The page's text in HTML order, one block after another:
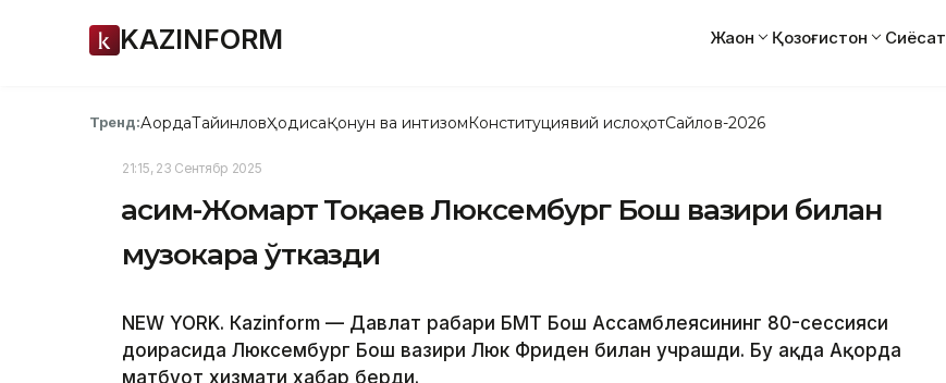
KAZINFORM Жаҳон Қозоғистон Сиёсат
Тренд:АқордаТайинловҲодисаҚонун ва интизомКонституциявий ислоҳотСайлов-2026
21:15, 23 Сентябр 2025
Қасим-Жомарт Тоқаев Люксембург Бош вазири билан
музокара ўтказди
NEW YORK. Кazinform — Давлат раҳбари БМТ Бош Ассамблеясининг 80-сессияси
доирасида Люксембург Бош вазири Люк Фриден билан учрашди. Бу ҳақда Ақорда
матбуот хизмати хабар берди.